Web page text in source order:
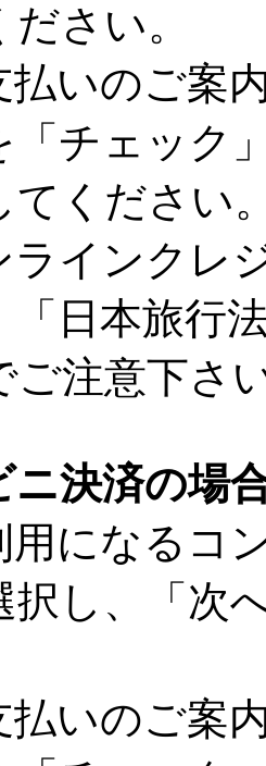
さい。
のご案内
「チェック
てください
ンクレジ
「日本旅行
ご注意下さ
ニ決済の場
なるコン
択し、「次
のご案内